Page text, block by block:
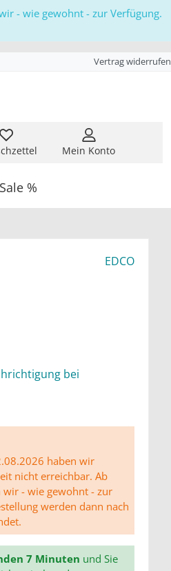
- wie gewohnt - zur Verfügung.
Vertrag widerrufen
Mein Konto
Sale %
EDCO
bei
haben wir
nicht erreichbar. Ab
- wie gewohnt - zur
werden dann nach
7 Minuten und Sie